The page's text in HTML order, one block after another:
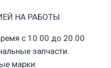
НА РАБОТЫ
с 10.00 до 20.00
запчасти.
марки.